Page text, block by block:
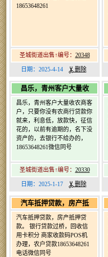
18653648261
圣城街道出售↑编号： 20348
日期：2025-4-14 删除
昌乐，青州客户大量收
昌乐，青州客户大量收农商客
户，只要你没有农商行贷款你
就来，利息低，放款快，征信
花的，以前有逾期的，名下没
资产的，去银行不给办的，
18653648261微信同号
圣城街道出售↑编号： 20330
日期：2025-1-17 删除
汽车抵押贷款，房产抵
汽车抵押贷款，房产抵押贷
款。 银行贷款过桥，回收信
用卡积分 商家收款码POS机
办理，农户贷款18653648261
电话微信同号